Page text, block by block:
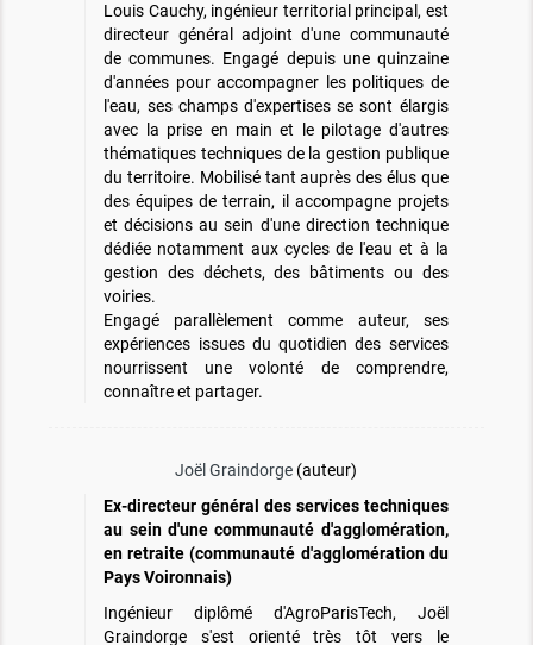
Louis Cauchy, ingénieur territorial principal, est
directeur général adjoint d'une communauté
de communes. Engagé depuis une quinzaine
d'années pour accompagner les politiques de
l'eau, ses champs d'expertises se sont élargis
avec la prise en main et le pilotage d'autres
thématiques techniques de la gestion publique
du territoire. Mobilisé tant auprès des élus que
des équipes de terrain, il accompagne projets
et décisions au sein d'une direction technique
dédiée notamment aux cycles de l'eau et à la
gestion des déchets, des bâtiments ou des
voiries.
Engagé parallèlement comme auteur, ses
expériences issues du quotidien des services
nourrissent une volonté de comprendre,
connaître et partager.
Joël Graindorge (auteur)
Ex-directeur général des services techniques
au sein d'une communauté d'agglomération,
en retraite (communauté d'agglomération du
Pays Voironnais)
Ingénieur diplômé d'AgroParisTech, Joël
Graindorge s'est orienté très tôt vers le